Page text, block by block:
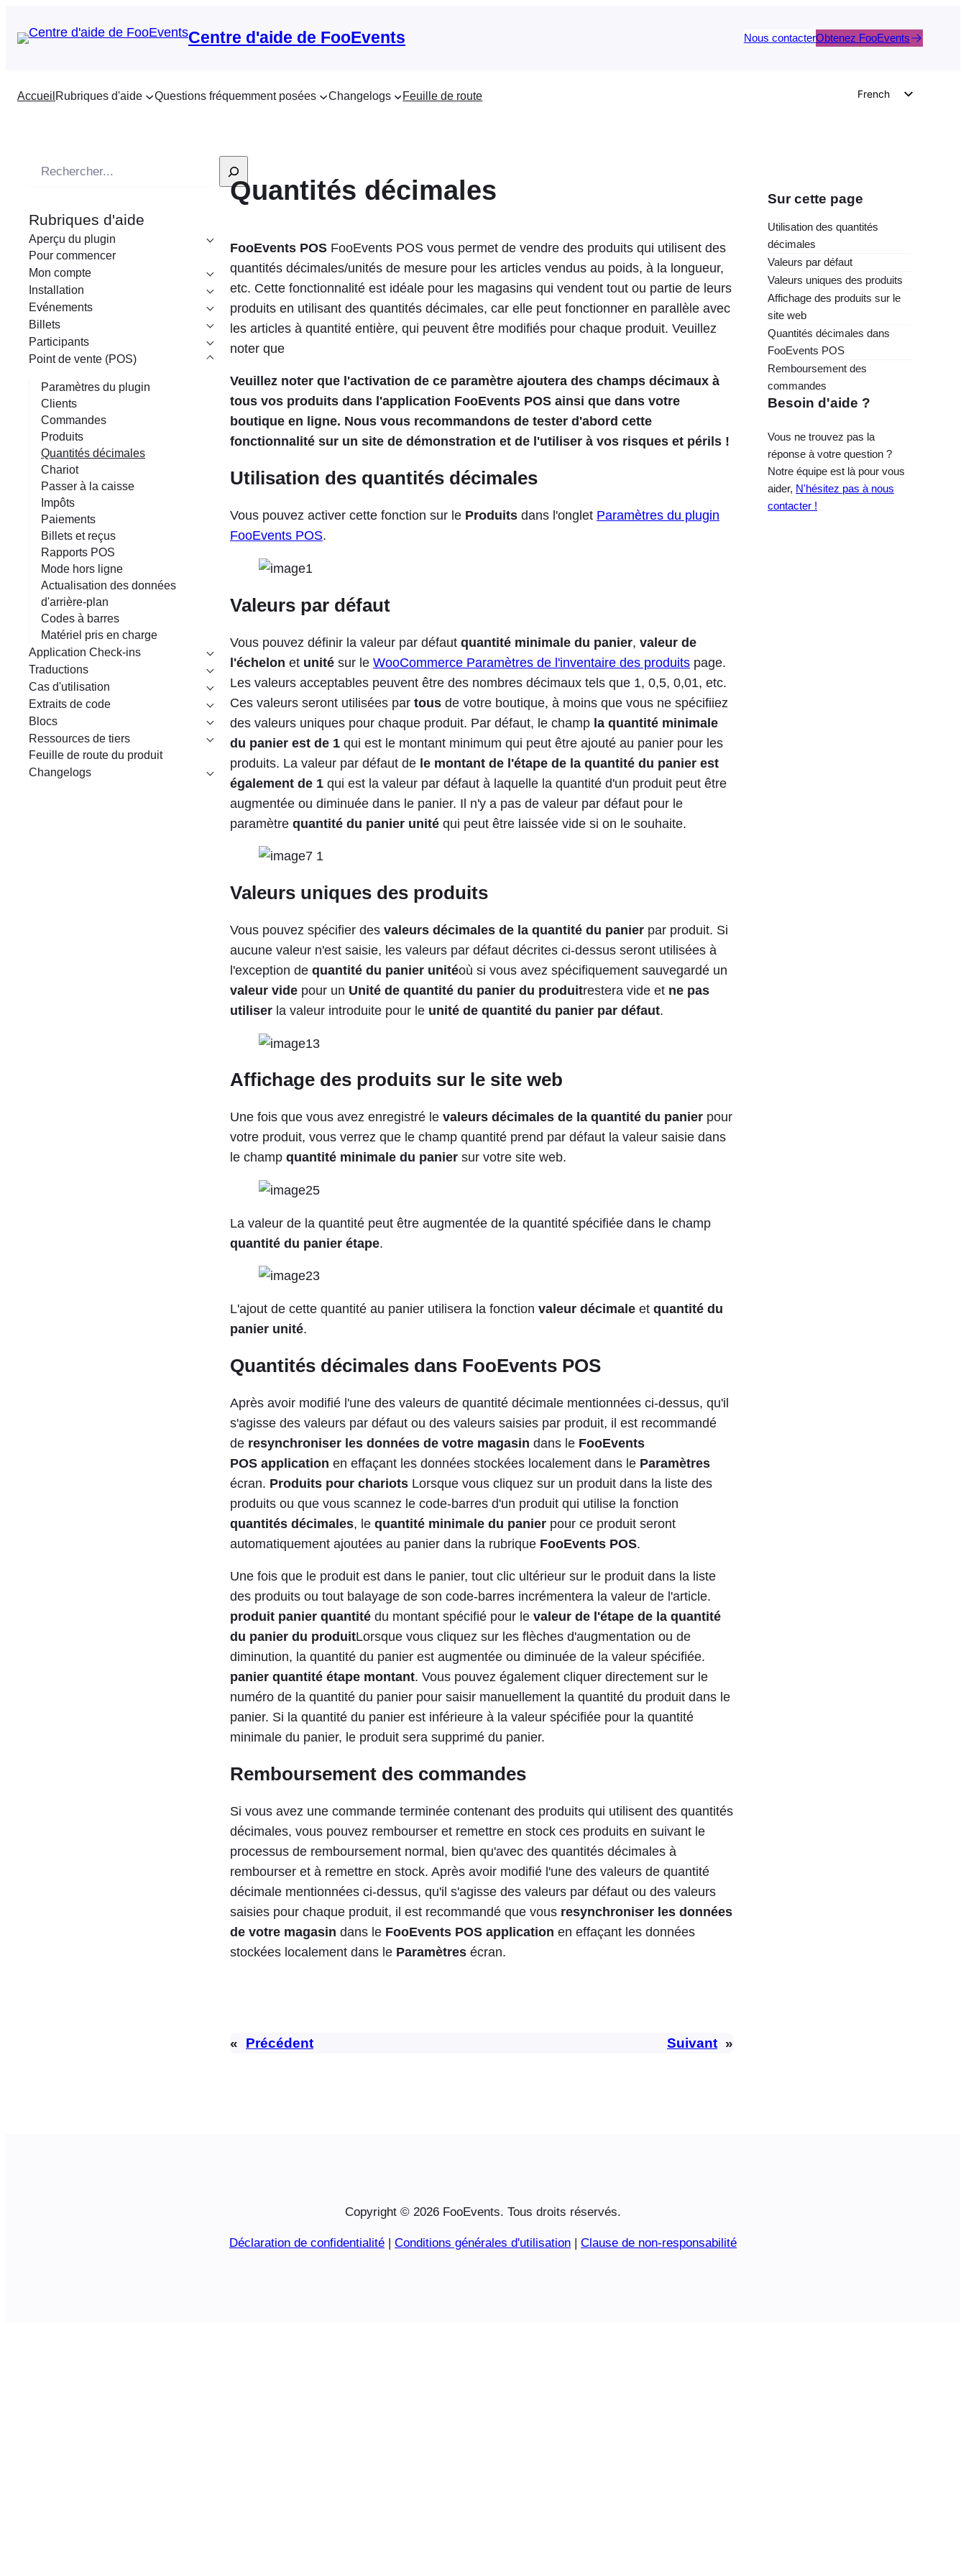
Centre d'aide de FooEvents Nous contacterObtenez FooEvents
Accueil Rubriques d'aide Questions fréquemment posées Changelogs Feuille de route
French
Czech
h
e
r
c
h
e
Rubriques d'aide
Aperçu du plugin
Pour commencer
Mon compte
Installation
Evénements
Billets
Participants
Point de vente (POS)
Paramètres du plugin
Clients
Commandes
Produits
Quantités décimales
Chariot
Passer à la caisse
Impôts
Paiements
Billets et reçus
Rapports POS
Mode hors ligne
Actualisation des données
d'arrière-plan
Codes à barres
Matériel pris en charge
Application Check-ins
Traductions
Cas d'utilisation
Extraits de code
Blocs
Ressources de tiers
Feuille de route du produit
Changelogs
Quantités décimales
FooEvents POS FooEvents POS vous permet de vendre des produits qui utilisent des
quantités décimales/unités de mesure pour les articles vendus au poids, à la longueur,
etc. Cette fonctionnalité est idéale pour les magasins qui vendent tout ou partie de leurs
produits en utilisant des quantités décimales, car elle peut fonctionner en parallèle avec
les articles à quantité entière, qui peuvent être modifiés pour chaque produit. Veuillez
noter que
Veuillez noter que l'activation de ce paramètre ajoutera des champs décimaux à
tous vos produits dans l'application FooEvents POS ainsi que dans votre
boutique en ligne. Nous vous recommandons de tester d'abord cette
fonctionnalité sur un site de démonstration et de l'utiliser à vos risques et périls !
Utilisation des quantités décimales
Vous pouvez activer cette fonction sur le Produits dans l'onglet Paramètres du plugin
FooEvents POS.
Valeurs par défaut
Vous pouvez définir la valeur par défaut quantité minimale du panier, valeur de
l'échelon et unité sur le WooCommerce Paramètres de l'inventaire des produits page.
Les valeurs acceptables peuvent être des nombres décimaux tels que 1, 0,5, 0,01, etc.
Ces valeurs seront utilisées par tous de votre boutique, à moins que vous ne spécifiiez
des valeurs uniques pour chaque produit. Par défaut, le champ la quantité minimale
du panier est de 1 qui est le montant minimum qui peut être ajouté au panier pour les
produits. La valeur par défaut de le montant de l'étape de la quantité du panier est
également de 1 qui est la valeur par défaut à laquelle la quantité d'un produit peut être
augmentée ou diminuée dans le panier. Il n'y a pas de valeur par défaut pour le
paramètre quantité du panier unité qui peut être laissée vide si on le souhaite.
Valeurs uniques des produits
Vous pouvez spécifier des valeurs décimales de la quantité du panier par produit. Si
aucune valeur n'est saisie, les valeurs par défaut décrites ci-dessus seront utilisées à
l'exception de quantité du panier unitéoù si vous avez spécifiquement sauvegardé un
valeur vide pour un Unité de quantité du panier du produitrestera vide et ne pas
utiliser la valeur introduite pour le unité de quantité du panier par défaut.
Affichage des produits sur le site web
Une fois que vous avez enregistré le valeurs décimales de la quantité du panier pour
votre produit, vous verrez que le champ quantité prend par défaut la valeur saisie dans
le champ quantité minimale du panier sur votre site web.
La valeur de la quantité peut être augmentée de la quantité spécifiée dans le champ
quantité du panier étape.
L'ajout de cette quantité au panier utilisera la fonction valeur décimale et quantité du
panier unité.
Quantités décimales dans FooEvents POS
Après avoir modifié l'une des valeurs de quantité décimale mentionnées ci-dessus, qu'il
s'agisse des valeurs par défaut ou des valeurs saisies par produit, il est recommandé
de resynchroniser les données de votre magasin dans le FooEvents
POS application en effaçant les données stockées localement dans le Paramètres
écran. Produits pour chariots Lorsque vous cliquez sur un produit dans la liste des
produits ou que vous scannez le code-barres d'un produit qui utilise la fonction
quantités décimales, le quantité minimale du panier pour ce produit seront
automatiquement ajoutées au panier dans la rubrique FooEvents POS.
Une fois que le produit est dans le panier, tout clic ultérieur sur le produit dans la liste
des produits ou tout balayage de son code-barres incrémentera la valeur de l'article.
produit panier quantité du montant spécifié pour le valeur de l'étape de la quantité
du panier du produitLorsque vous cliquez sur les flèches d'augmentation ou de
diminution, la quantité du panier est augmentée ou diminuée de la valeur spécifiée.
panier quantité étape montant. Vous pouvez également cliquer directement sur le
numéro de la quantité du panier pour saisir manuellement la quantité du produit dans le
panier. Si la quantité du panier est inférieure à la valeur spécifiée pour la quantité
minimale du panier, le produit sera supprimé du panier.
Remboursement des commandes
Si vous avez une commande terminée contenant des produits qui utilisent des quantités
décimales, vous pouvez rembourser et remettre en stock ces produits en suivant le
processus de remboursement normal, bien qu'avec des quantités décimales à
rembourser et à remettre en stock. Après avoir modifié l'une des valeurs de quantité
décimale mentionnées ci-dessus, qu'il s'agisse des valeurs par défaut ou des valeurs
saisies pour chaque produit, il est recommandé que vous resynchroniser les données
de votre magasin dans le FooEvents POS application en effaçant les données
stockées localement dans le Paramètres écran.
« Précédent Suivant »
Sur cette page
Utilisation des quantités
décimales
Valeurs par défaut
Valeurs uniques des produits
Affichage des produits sur le
site web
Quantités décimales dans
FooEvents POS
Remboursement des
commandes
Besoin d'aide ?
Vous ne trouvez pas la
réponse à votre question ?
Notre équipe est là pour vous
aider, N'hésitez pas à nous
contacter !
Copyright © 2026 FooEvents. Tous droits réservés.
Déclaration de confidentialité Conditions générales d'utilisation Clause de non-responsabilité